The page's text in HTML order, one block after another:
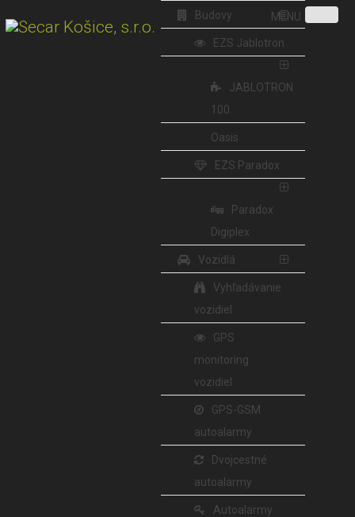
MENU
Budovy
EZS Jablotron
JABLOTRON
100
Oasis
EZS Paradox
Paradox
Digiplex
Vozidlá
Vyhľadávanie
vozidiel
GPS
monitoring
vozidiel
GPS-GSM
autoalarmy
Dvojcestné
autoalarmy
Autoalarmy